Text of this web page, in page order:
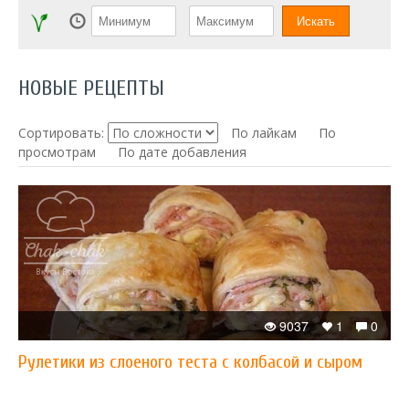
НОВЫЕ РЕЦЕПТЫ
Сортировать: По лайкам
По
просмотрам
По дате добавления
0
1
9037
Рулетики из слоеного теста с колбасой и сыром